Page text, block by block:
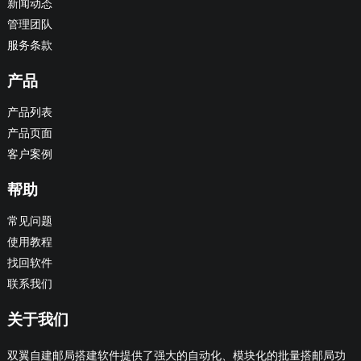
新闻动态
管理团队
服务条款
产品
产品列表
产品页面
客户案例
帮助
常见问题
使用教程
找回软件
联系我们
关于我们
双翼自建邮局搭建软件提供了强大的自动化、模块化的批量搭邮局功